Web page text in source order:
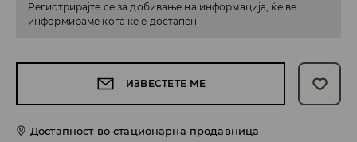
Регистрирајте се за добивање на информација, ќе ве
информираме кога ќе е достапен
ИЗВЕСТЕТЕ МЕ
Достапност во стационарна продавница